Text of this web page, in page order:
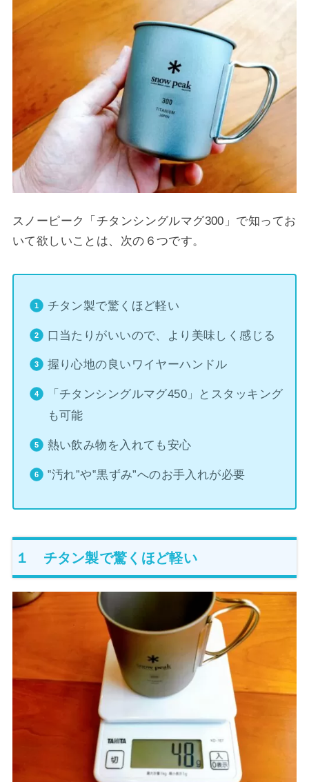
スノーピーク「チタンシングルマグ300」で知ってお
いて欲しいことは、次の６つです。
チタン製で驚くほど軽い
口当たりがいいので、より美味しく感じる
握り心地の良いワイヤーハンドル
「チタンシングルマグ450」とスタッキング
も可能
熱い飲み物を入れても安心
‟汚れ”や‟黒ずみ”へのお手入れが必要
１ チタン製で驚くほど軽い